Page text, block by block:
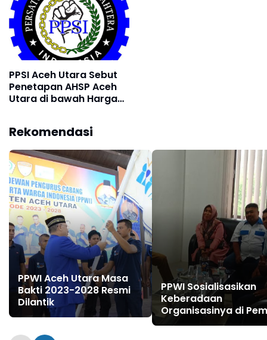
PPSI Aceh Utara Sebut
Penetapan AHSP Aceh
Utara di bawah Harga
Rekomendasi
PPWI Aceh Utara Masa
Bakti 2023-2028 Resmi
Dilantik
PPWI Sosialisasikan
Keberadaan
Organisasinya di
Pijay